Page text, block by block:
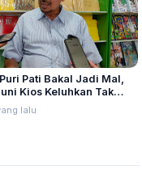
Pati Bakal Jadi Mal,
Kios Keluhkan Tak
lalu